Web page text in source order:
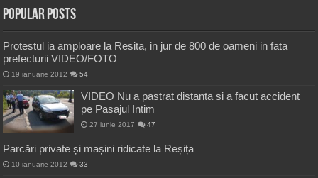
Popular Posts
Protestul ia amploare la Resita, in jur de 800 de oameni in fata
prefecturii VIDEO/FOTO
19 ianuarie 2012 54
VIDEO Nu a pastrat distanta si a facut accident
pe Pasajul Intim
27 iunie 2017 47
Parcări private și mașini ridicate la Reșița
10 ianuarie 2012 33